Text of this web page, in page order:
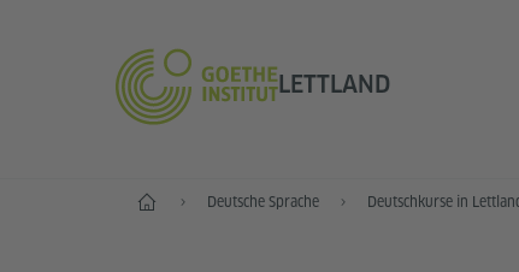
LETTLAND
Start Deutsche Sprache Deutschkurse in